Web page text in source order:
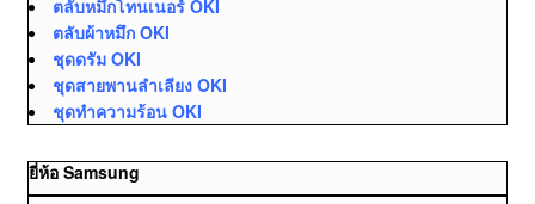
ตลับหมึกโทนเนอร์ OKI
ตลับผ้าหมึก OKI
ชุดดรัม OKI
ชุดสายพานลำเลียง OKI
ชุดทำความร้อน OKI
ยี่ห้อ Samsung